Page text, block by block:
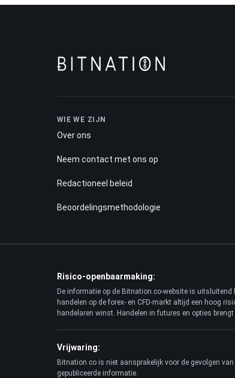
WIE WE ZIJN
Over ons
Neem contact met ons op
Redactioneel beleid
Beoordelingsmethodologie
Risico-openbaarmaking:
De informatie op de Bitnation.co-website is
handelen op de forex- en CFD-markt altijd een hoog
handelaren winst. Handelen in futures en opties
Vrijwaring:
Bitnation.co is niet aansprakelijk voor de gevolgen
gepubliceerde informatie.